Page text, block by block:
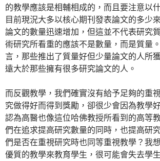
的教學應該是相輔相成的，而且要注意以
目前現況大多以核心期刊發表論文的多少
論文的數量迅速增加，但這並不代表研究
術研究所看重的應該不是數量，而是質量
言，那些推出了質量好但少量論文的人所
遠大於那些擁有很多研究論文的人。
而反觀教學，我們確實沒有給予足夠的重
究做得好而得到獎勵，卻很少會因為教學
認為高醫也像這位哈佛教授所看到的高等
們在追求提高研究數量的同時，也提高研
們是否在重視研究時也同等重視教學？我
優質的教學來教育學生，很可能會失去學